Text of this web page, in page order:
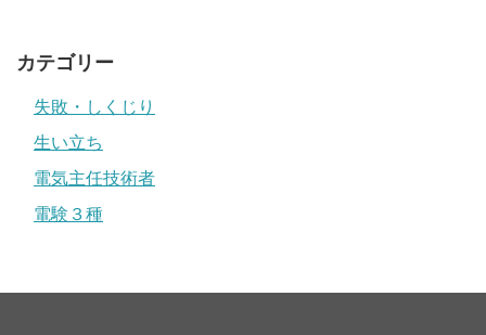
カテゴリー
失敗・しくじり
生い立ち
電気主任技術者
電験３種